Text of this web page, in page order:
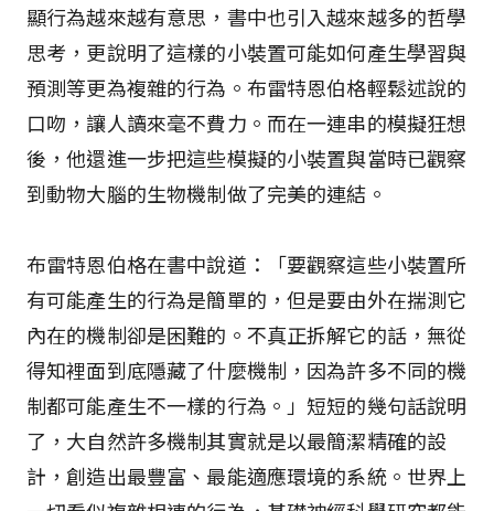
顯行為越來越有意思，書中也引入越來越多的哲學
思考，更說明了這樣的小裝置可能如何產生學習與
預測等更為複雜的行為。布雷特恩伯格輕鬆述說的
口吻，讓人讀來毫不費力。而在一連串的模擬狂想
後，他還進一步把這些模擬的小裝置與當時已觀察
到動物大腦的生物機制做了完美的連結。
布雷特恩伯格在書中說道：「要觀察這些小裝置所
有可能產生的行為是簡單的，但是要由外在揣測它
內在的機制卻是困難的。不真正拆解它的話，無從
得知裡面到底隱藏了什麼機制，因為許多不同的機
制都可能產生不一樣的行為。」短短的幾句話說明
了，大自然許多機制其實就是以最簡潔精確的設
計，創造出最豐富、最能適應環境的系統。世界上